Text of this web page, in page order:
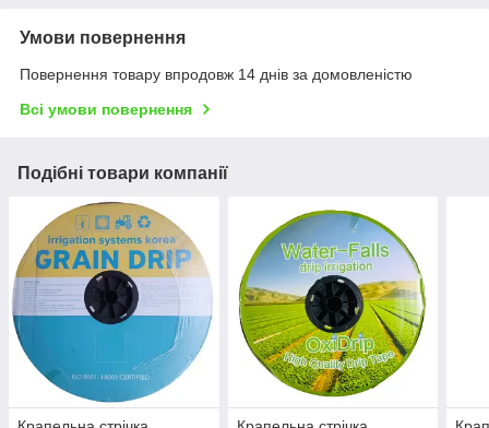
Умови повернення
Повернення товару впродовж 14 днів за домовленістю
Всі умови повернення
Подібні товари компанії